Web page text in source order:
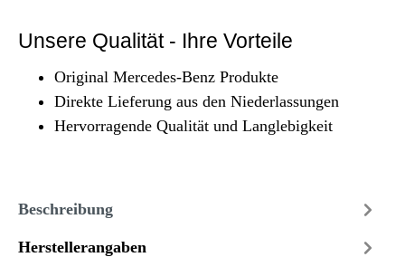
Unsere Qualität - Ihre Vorteile
Original Mercedes-Benz Produkte
Direkte Lieferung aus den Niederlassungen
Hervorragende Qualität und Langlebigkeit
Beschreibung
Herstellerangaben